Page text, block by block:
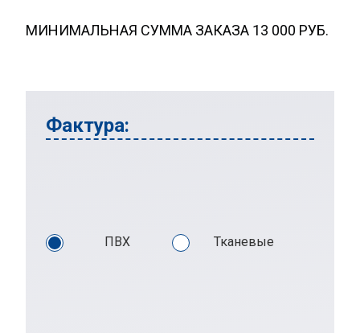
МИНИМАЛЬНАЯ СУММА ЗАКАЗА 13 000 РУБ.
Фактура:
ПВХ Тканевые